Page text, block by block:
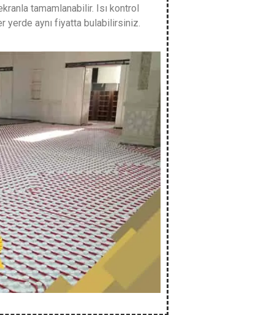
tamamlanabilir. Isı kontrol
yerde aynı fiyatta bulabilirsiniz.